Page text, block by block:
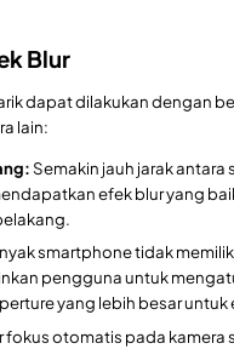
Blur
dapat dilakukan dengan
lain:
Semakin jauh jarak
efek blur yang
smartphone tidak
pengguna untuk
yang lebih besar untuk
fokus otomatis pada kamera